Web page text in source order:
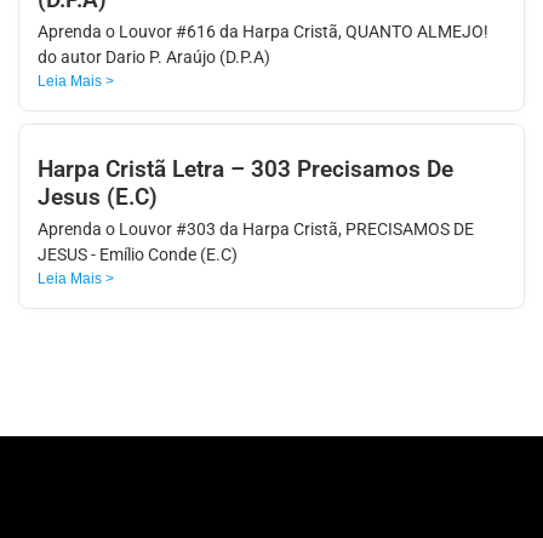
Aprenda o Louvor #616 da Harpa Cristã, QUANTO ALMEJO!
do autor Dario P. Araújo (D.P.A)
Leia Mais >
Harpa Cristã Letra – 303 Precisamos De
Jesus (E.C)
Aprenda o Louvor #303 da Harpa Cristã, PRECISAMOS DE
JESUS - Emílio Conde (E.C)
Leia Mais >